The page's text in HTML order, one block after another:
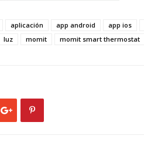
aplicación app android app ios
luz momit momit smart thermostat